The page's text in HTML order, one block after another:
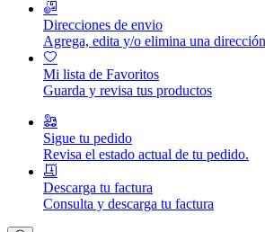
Direcciones de envio
Agrega, edita y/o elimina una dirección
Mi lista de Favoritos
Guarda y revisa tus productos
Sigue tu pedido
Revisa el estado actual de tu pedido.
Descarga tu factura
Consulta y descarga tu factura